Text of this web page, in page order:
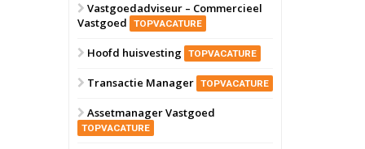
Oranje
28 september 2026
Vastgoedadviseur – Commercieel
Vastgoed
TOPVACATURE
Hoofd huisvesting TOPVACATURE
Transactie Manager TOPVACATURE
Assetmanager Vastgoed
TOPVACATURE